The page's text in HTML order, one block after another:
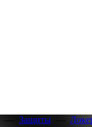
— Защиты —